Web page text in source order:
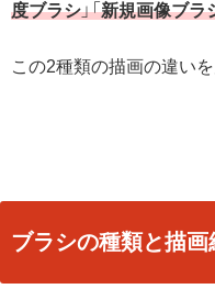
度ブラシ」「新規画像ブラ
この2種類の描画の違い
ブラシの種類と描画